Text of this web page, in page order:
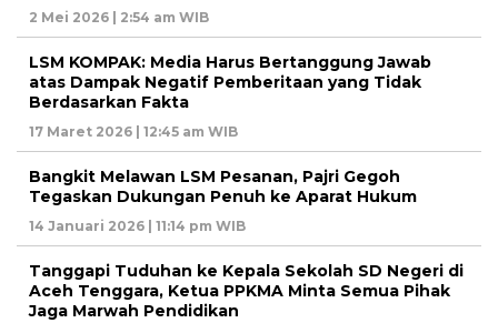
2 Mei 2026 | 2:54 am WIB
LSM KOMPAK: Media Harus Bertanggung Jawab
atas Dampak Negatif Pemberitaan yang Tidak
Berdasarkan Fakta
17 Maret 2026 | 12:45 am WIB
Bangkit Melawan LSM Pesanan, Pajri Gegoh
Tegaskan Dukungan Penuh ke Aparat Hukum
14 Januari 2026 | 11:14 pm WIB
Tanggapi Tuduhan ke Kepala Sekolah SD Negeri di
Aceh Tenggara, Ketua PPKMA Minta Semua Pihak
Jaga Marwah Pendidikan